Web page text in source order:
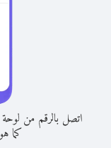
اتصل بالرقم من لوحة
كما